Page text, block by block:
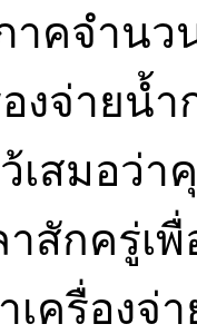
คจำนว
งจ่ายน้ำ
เสมอว่
าสักครู่เ
เครื่องจ่